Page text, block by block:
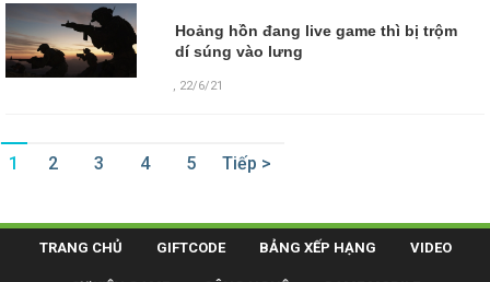
Hoảng hồn đang live game thì bị trộm
dí súng vào lưng
, 22/6/21
1 2 3 4 5 Tiếp >
TRANG CHỦ GIFTCODE BẢNG XẾP HẠNG VIDEO